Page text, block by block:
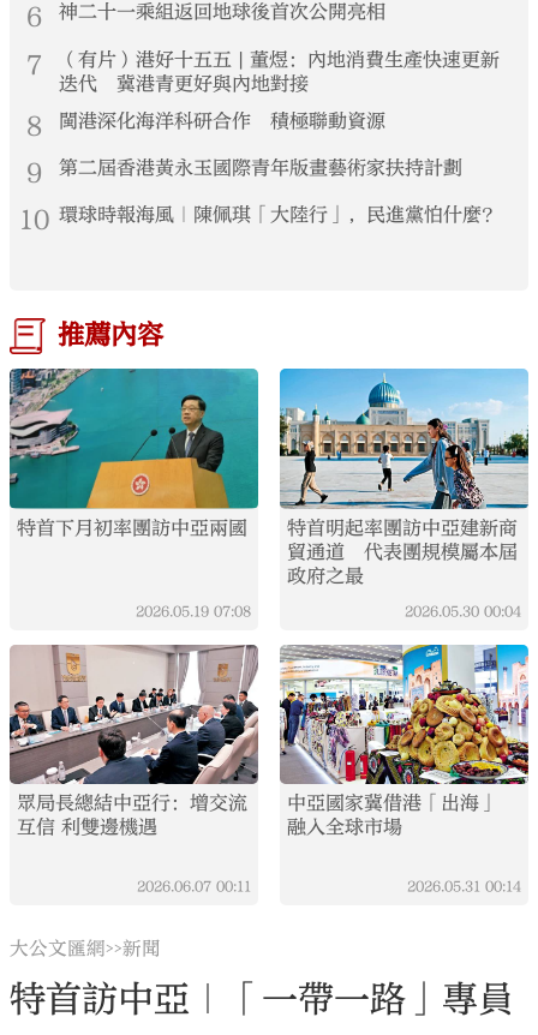
6 神二十一乘組返回地球後首次公開亮相
7
（有片）港好十五五 | 董煜：內地消費生產快速更新
迭代 冀港青更好與內地對接
8 閩港深化海洋科研合作 積極聯動資源
9 第二屆香港黃永玉國際青年版畫藝術家扶持計劃
10 環球時報海風｜陳佩琪「大陸行」，民進黨怕什麼？
推薦內容
特首下月初率團訪中亞兩國
2026.05.19 07:08
特首明起率團訪中亞建新商
貿通道 代表團規模屬本屆
政府之最
2026.05.30 00:04
眾局長總結中亞行：增交流
互信 利雙邊機遇
2026.06.07 00:11
中亞國家冀借港「出海」
融入全球市場
2026.05.31 00:14
大公文匯網>>新聞
特首訪中亞｜「一帶一路」專員